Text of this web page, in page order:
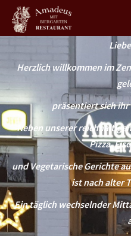
Herzlich willkommen im
präsentiert sich ihr
Neben unserer
Pizza,
und Vegetarische Gerichte
ist nach alter
Ein täglich wechselnder